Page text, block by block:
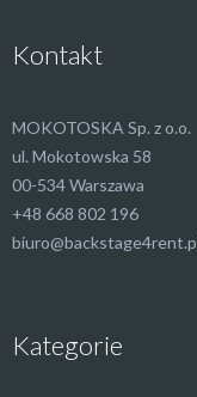
Kontakt
MOKOTOSKA Sp. z o.o.
ul. Mokotowska 58
00-534 Warszawa
+48 668 802 196
Kategorie